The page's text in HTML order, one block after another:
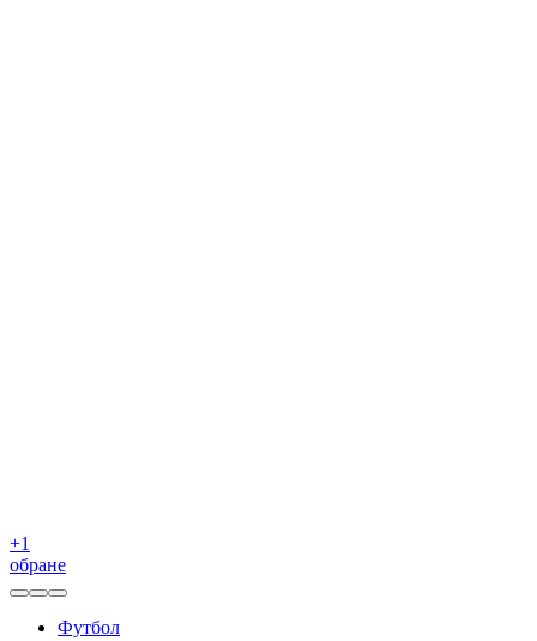
+1
обране
Футбол